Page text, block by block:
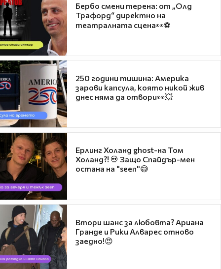
Бербо смени терена: от „Олд
Трафорд“ директно на
театралната сцена👀⚽
250 години тишина: Америка
зарови капсула, която никой жив
днес няма да отвори👀💥
Ерлинг Холанд ghost-на Том
Холанд?! 💀 Защо Спайдър-мен
остана на "seen"😅
Втори шанс за любовта? Ариана
Гранде и Рики Алварес отново
заедно!😍